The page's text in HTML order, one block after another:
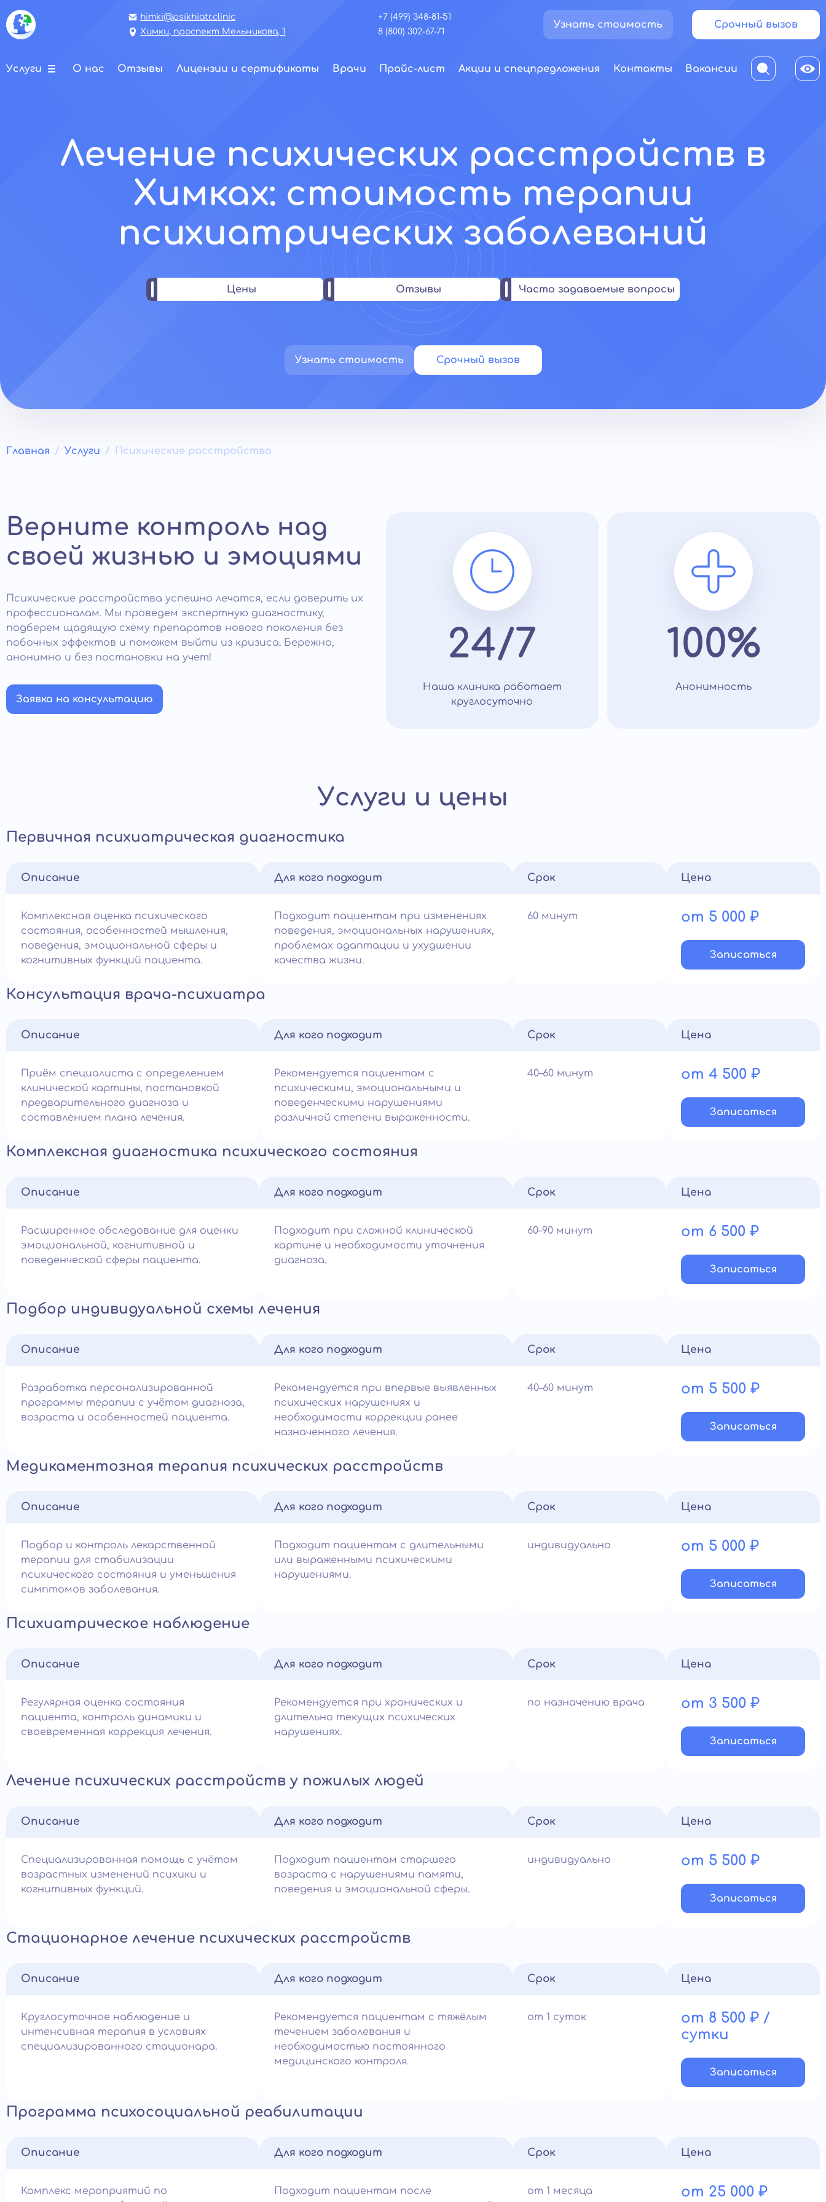
himki@psikhiatr.clinic
Химки, проспект Мельникова, 1
+7 (499) 348-81-51
8 (800) 302-67-71
Узнать стоимость Срочный вызов
Услуги О нас Отзывы Лицензии и сертификаты Врачи Прайс-лист Акции и спецпредложения Контакты Вакансии
Лечение психических расстройств в
Химках: стоимость терапии
психиатрических заболеваний
Цены Отзывы Часто задаваемые вопросы
Узнать стоимость Срочный вызов
Главная Услуги Психические расстройства
Верните контроль над
своей жизнью и эмоциями
Психические расстройства успешно лечатся, если доверить их
профессионалам. Мы проведем экспертную диагностику,
подберем щадящую схему препаратов нового поколения без
побочных эффектов и поможем выйти из кризиса. Бережно,
анонимно и без постановки на учет!
Заявка на консультацию
24/7
Наша клиника работает
круглосуточно
100%
Анонимность
Услуги и цены
Первичная психиатрическая диагностика
Описание
Комплексная оценка психического
состояния, особенностей мышления,
поведения, эмоциональной сферы и
когнитивных функций пациента.
Для кого подходит
Подходит пациентам при изменениях
поведения, эмоциональных нарушениях,
проблемах адаптации и ухудшении
качества жизни.
Срок
60 минут
Цена
от 5 000 ₽
Записатьcя
Консультация врача-психиатра
Описание
Приём специалиста с определением
клинической картины, постановкой
предварительного диагноза и
составлением плана лечения.
Для кого подходит
Рекомендуется пациентам с
психическими, эмоциональными и
поведенческими нарушениями
различной степени выраженности.
Срок
40–60 минут
Цена
от 4 500 ₽
Записатьcя
Комплексная диагностика психического состояния
Описание
Расширенное обследование для оценки
эмоциональной, когнитивной и
поведенческой сферы пациента.
Для кого подходит
Подходит при сложной клинической
картине и необходимости уточнения
диагноза.
Срок
60–90 минут
Цена
от 6 500 ₽
Записатьcя
Подбор индивидуальной схемы лечения
Описание
Разработка персонализированной
программы терапии с учётом диагноза,
возраста и особенностей пациента.
Для кого подходит
Рекомендуется при впервые выявленных
психических нарушениях и
необходимости коррекции ранее
назначенного лечения.
Срок
40–60 минут
Цена
от 5 500 ₽
Записатьcя
Медикаментозная терапия психических расстройств
Описание
Подбор и контроль лекарственной
терапии для стабилизации
психического состояния и уменьшения
симптомов заболевания.
Для кого подходит
Подходит пациентам с длительными
или выраженными психическими
нарушениями.
Срок
индивидуально
Цена
от 5 000 ₽
Записатьcя
Психиатрическое наблюдение
Описание
Регулярная оценка состояния
пациента, контроль динамики и
своевременная коррекция лечения.
Для кого подходит
Рекомендуется при хронических и
длительно текущих психических
нарушениях.
Срок
по назначению врача
Цена
от 3 500 ₽
Записатьcя
Лечение психических расстройств у пожилых людей
Описание
Специализированная помощь с учётом
возрастных изменений психики и
когнитивных функций.
Для кого подходит
Подходит пациентам старшего
возраста с нарушениями памяти,
поведения и эмоциональной сферы.
Срок
индивидуально
Цена
от 5 500 ₽
Записатьcя
Стационарное лечение психических расстройств
Описание
Круглосуточное наблюдение и
интенсивная терапия в условиях
специализированного стационара.
Для кого подходит
Рекомендуется пациентам с тяжёлым
течением заболевания и
необходимостью постоянного
медицинского контроля.
Срок
от 1 суток
Цена
от 8 500 ₽ /
сутки
Записатьcя
Программа психосоциальной реабилитации
Описание
Комплекс мероприятий по
Для кого подходит
Подходит пациентам после
Срок
от 1 месяца
Цена
от 25 000 ₽